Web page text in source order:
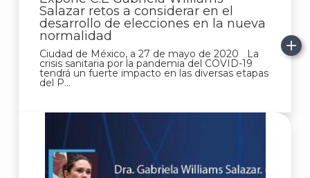
Salazar retos a considerar en el
desarrollo de elecciones en la nueva
normalidad
Ciudad de México, a 27 de mayo de 2020 La
crisis sanitaria por la pandemia del COVID-19
tendrá un fuerte impacto en las diversas etapas
del P...